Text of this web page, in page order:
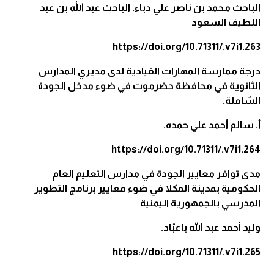
الباحث محمد بن ناصر علي دباء. الباحث عبد الله بن عبد
اللطيف السعود
https://doi.org/10.71311/.v7i1.263
درجة ممارسة المهارات القيادية لدى مديري المدارس
الثانوية في محافظة حضرموت في ضوء مدخل الجودة
الشاملة.
أ. سالم أحمد علي حمده.
https://doi.org/10.71311/.v7i1.264
مدى توافر معايير الجودة في مدارس التعليم العام
الحكومية بمدينة المكلا في ضوء معايير برنامج التطوير
المدرسي بالجمهورية اليمنية
وليد أحمد عبد الله باعبّاد.
https://doi.org/10.71311/.v7i1.265